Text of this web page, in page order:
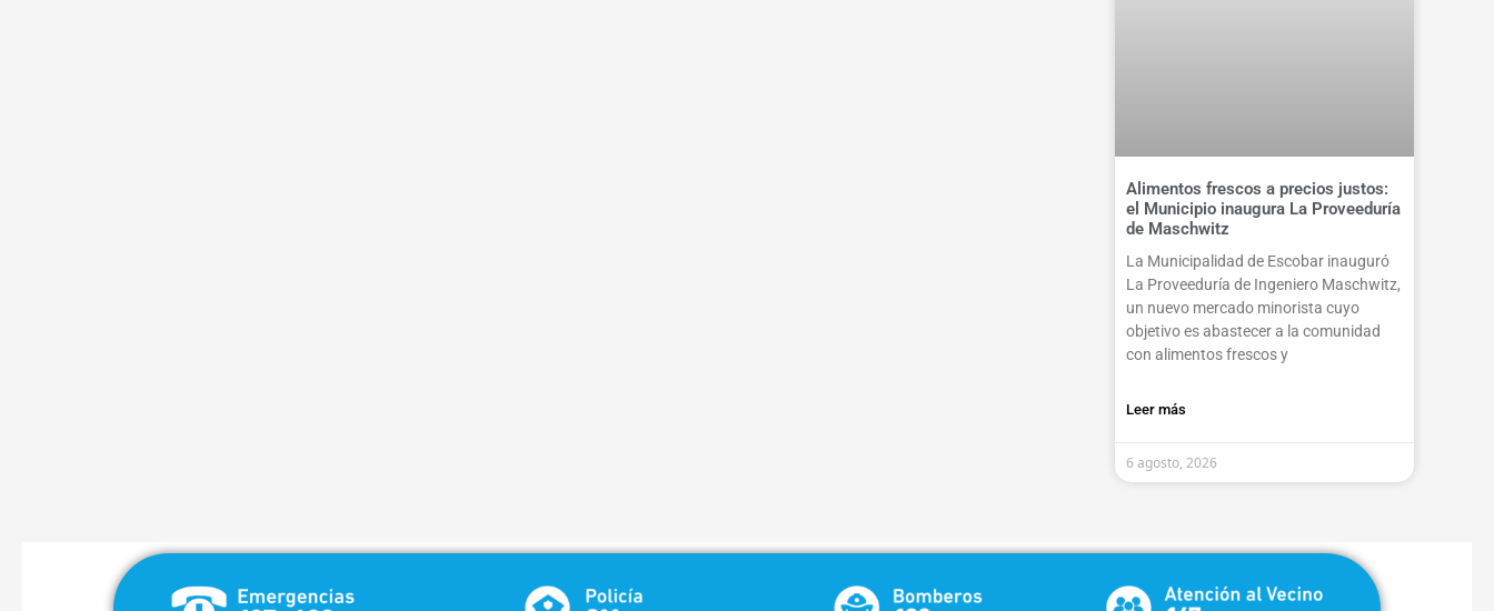
Alimentos frescos a precios justos:
el Municipio inaugura La Proveeduría
de Maschwitz
La Municipalidad de Escobar inauguró
La Proveeduría de Ingeniero Maschwitz,
un nuevo mercado minorista cuyo
objetivo es abastecer a la comunidad
con alimentos frescos y
Leer más
6 agosto, 2026